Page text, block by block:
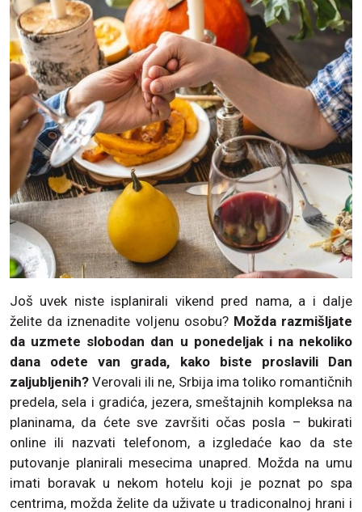
Još uvek niste isplanirali vikend pred nama, a i dalje
želite da iznenadite voljenu osobu? Možda razmišljate
da uzmete slobodan dan u ponedeljak i na nekoliko
dana odete van grada, kako biste proslavili Dan
zaljubljenih? Verovali ili ne, Srbija ima toliko romantičnih
predela, sela i gradića, jezera, smeštajnih kompleksa na
planinama, da ćete sve završiti očas posla – bukirati
online ili nazvati telefonom, a izgledaće kao da ste
putovanje planirali mesecima unapred. Možda na umu
imati boravak u nekom hotelu koji je poznat po spa
centrima, možda želite da uživate u tradiconalnoj hrani i